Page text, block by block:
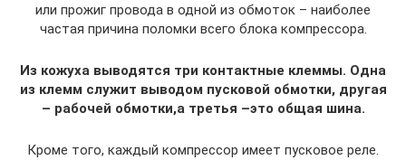
или прожиг провода в одной из обмоток – наиболее
частая причина поломки всего блока компрессора.
Из кожуха выводятся три контактные клеммы. Одна
из клемм служит выводом пусковой обмотки, другая
– рабочей обмотки,а третья –это общая шина.
Кроме того, каждый компрессор имеет пусковое реле.